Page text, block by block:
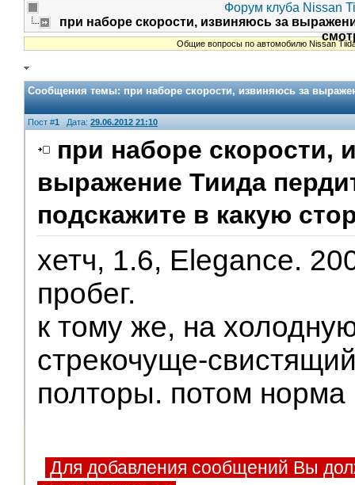
Форум клуба Nissan
при наборе скорости, извиняюсь за
Общие вопросы по автомобилю Nissan
Сообщения темы:при наборе скорости, извиняюсь за
Пост #1 Дата: 29.06.2012 21:10
при наборе скорости,
выражение Тиида
подскажите в какую
хетч, 1.6, Elegance.
пробег.
к тому же, на
стрекочуще-
полторы. потом норма
Для добавления сообщений Вы